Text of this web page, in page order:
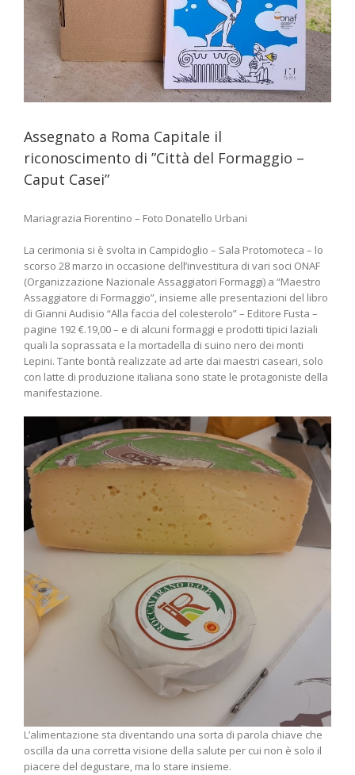
Assegnato a Roma Capitale il
riconoscimento di ”Città del Formaggio –
Caput Casei”
Mariagrazia Fiorentino – Foto Donatello Urbani
La cerimonia si è svolta in Campidoglio – Sala Protomoteca – lo
scorso 28 marzo in occasione dell’investitura di vari soci ONAF
(Organizzazione Nazionale Assaggiatori Formaggi) a “Maestro
Assaggiatore di Formaggio”, insieme alle presentazioni del libro
di Gianni Audisio “Alla faccia del colesterolo” – Editore Fusta –
pagine 192 €.19,00 – e di alcuni formaggi e prodotti tipici laziali
quali la soprassata e la mortadella di suino nero dei monti
Lepini. Tante bontà realizzate ad arte dai maestri caseari, solo
con latte di produzione italiana sono state le protagoniste della
manifestazione.
L’alimentazione sta diventando una sorta di parola chiave che
oscilla da una corretta visione della salute per cui non è solo il
piacere del degustare, ma lo stare insieme.